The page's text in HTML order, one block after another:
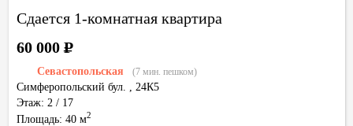
Сдается 1-комнатная квартира
Севастопольская (7 мин. пешком)
Симферопольский бул. , 24К5
Этаж: 2 / 17
Площадь: 40 м2
60 000Р